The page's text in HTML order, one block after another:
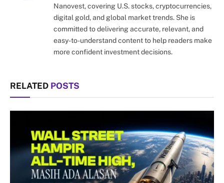
Nanovest, covering U.S. stocks, cryptocurrencies,
digital gold, and global market trends. She is
committed to delivering accurate, relevant, and
easy-to-understand content to help readers make
more confident investment decisions.
RELATED POSTS